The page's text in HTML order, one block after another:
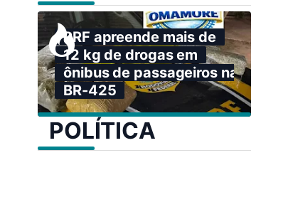
PRF apreende mais de
12 kg de drogas em
ônibus de passageiros na
BR-425
POLÍTICA